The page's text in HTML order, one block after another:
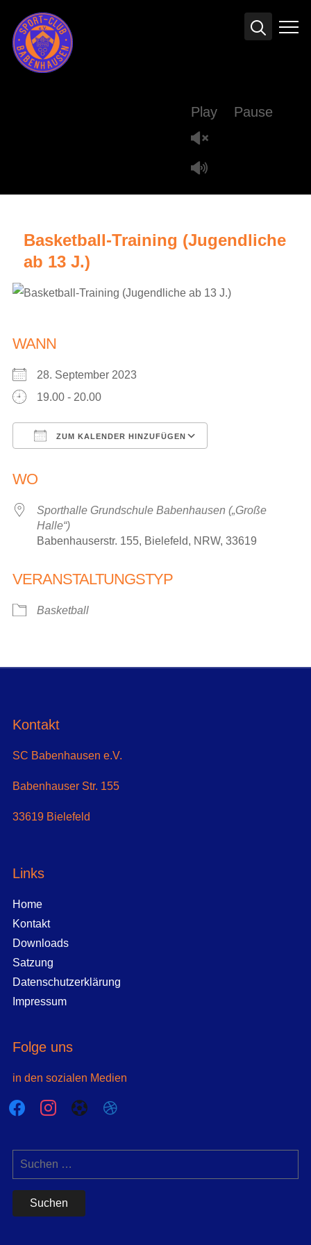
Info
Play Pause
Basketball-Training (Jugendliche
ab 13 J.)
WANN
28. September 2023
19.00 - 20.00
ZUM KALENDER HINZUFÜGEN
WO
Sporthalle Grundschule Babenhausen („Große
Halle“)
Babenhauserstr. 155, Bielefeld, NRW, 33619
VERANSTALTUNGSTYP
Basketball
Kontakt
SC Babenhausen e.V.
Babenhauser Str. 155
33619 Bielefeld
Links
Home
Kontakt
Downloads
Satzung
Datenschutzerklärung
Impressum
Folge uns
in den sozialen Medien
facebookinstagram
futbol-
dribbble
Suchen
nach: